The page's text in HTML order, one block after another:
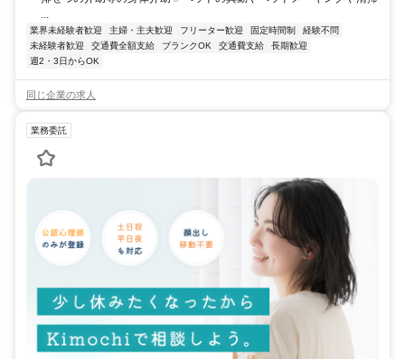
業界未経験者歓迎 主婦・主夫歓迎 フリーター歓迎 固定時間制
経験不問
未経験者歓迎
交通費全額支給 ブランクOK 交通費支給
長期歓迎
週2・3日からOK
同じ企業の求人
業務委託